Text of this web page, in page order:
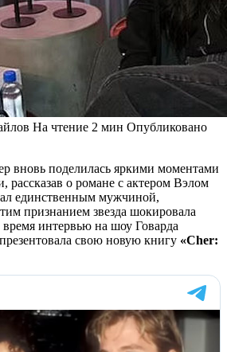
На чтение 2 мин Опубликовано
вновь поделилась яркими моментами
рассказав о романе с актером Вэлом
единственным мужчиной,
признанием звезда шокировала
интервью на шоу Говарда
свою новую книгу «Cher: